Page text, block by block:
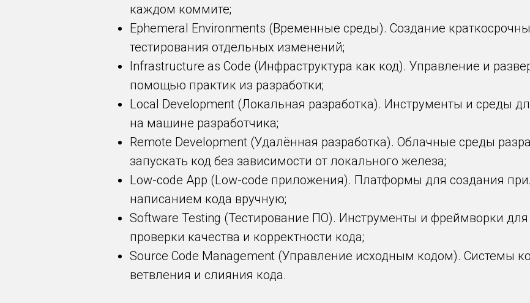
каждом коммите;
Ephemeral Environments (Временные среды). Создание
тестирования отдельных изменений;
Infrastructure as Code (Инфраструктура как код). Управление и
помощью практик из разработки;
Local Development (Локальная разработка). Инструменты и среды
на машине разработчика;
Remote Development (Удалённая разработка). Облачные среды
запускать код без зависимости от локального железа;
Low-code App (Low-code приложения). Платформы для создания
написанием кода вручную;
Software Testing (Тестирование ПО). Инструменты и фреймворки
проверки качества и корректности кода;
Source Code Management (Управление исходным кодом). Системы
ветвления и слияния кода.